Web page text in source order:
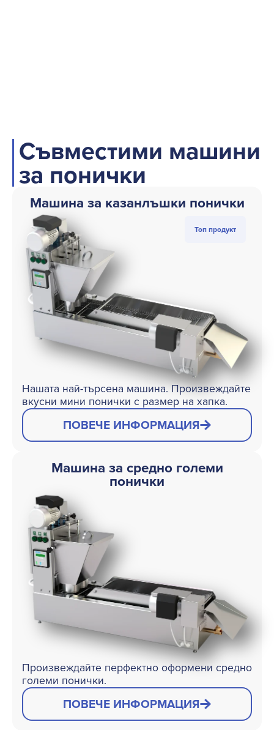
Съвместими машини
за понички
Машина за казанлъшки понички
Нашата най-търсена машина. Произвеждайте
вкусни мини понички с размер на хапка.
ПОВЕЧЕ ИНФОРМАЦИЯ
Машина за средно големи
понички
Произвеждайте перфектно оформени средно
големи понички.
ПОВЕЧЕ ИНФОРМАЦИЯ